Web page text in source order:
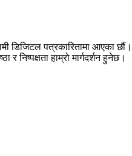
डिजिटल पत्रकारितामा
निष्पक्षता हाम्रो मार्गदर्शन हुनेछ।